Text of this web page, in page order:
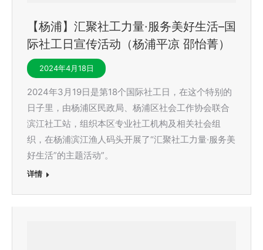
【杨浦】汇聚社工力量·服务美好生活–国
际社工日宣传活动（杨浦平凉 邵怡菁）
2024年4月18日
2024年3月19日是第18个国际社工日，在这个特别的
日子里，由杨浦区民政局、杨浦区社会工作协会联合
滨江社工站，组织本区专业社工机构及相关社会组
织，在杨浦滨江渔人码头开展了“汇聚社工力量·服务美
好生活”的主题活动”。
详情